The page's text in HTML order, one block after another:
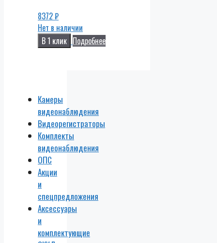
8372₽
Нет в наличии
В 1 клик Подробнее
Камеры
видеонаблюдения
Видеорегистраторы
Комплекты
видеонаблюдения
ОПС
Акции
и
спецпредложения
Аксессуары
и
комплектующие